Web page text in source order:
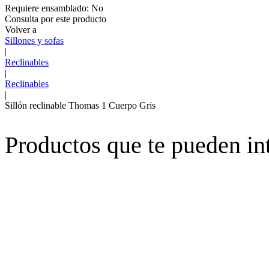
Requiere ensamblado: No
Consulta por este producto
Volver a
Sillones y sofas
|
Reclinables
|
Reclinables
|
Sillón reclinable Thomas 1 Cuerpo Gris
Productos que te pueden